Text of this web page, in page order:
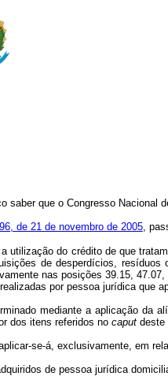
saber que o Congresso Nacional
de 21 de novembro de 2005,
utilização do crédito de que
de desperdícios,
nas posições 39.15,
por pessoa jurídica que
mediante a aplicação da
dos itens referidos no caput deste
se-á, exclusivamente, em
de pessoa jurídica